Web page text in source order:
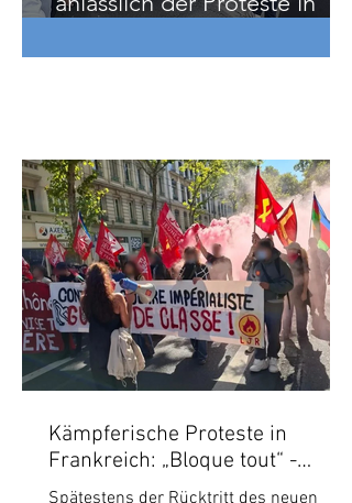
Kämpferische Proteste in
Frankreich: „Bloque tout“ -
Blockiert alles!
Spätestens der Rücktritt des neuen